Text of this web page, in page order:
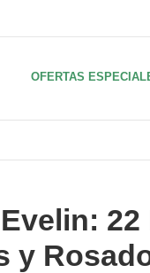
OFERTAS
22
y